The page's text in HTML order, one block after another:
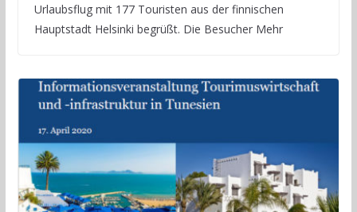
Urlaubsflug mit 177 Touristen aus der finnischen
Hauptstadt Helsinki begrüßt. Die Besucher Mehr